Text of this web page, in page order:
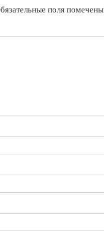
поля помечены